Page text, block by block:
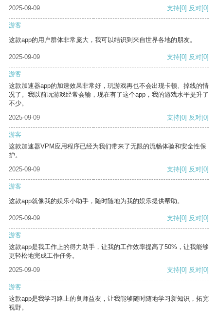
2025-09-09
支持[0] 反对[0]
游客
这款app的用户群体非常庞大，我可以结识到来自世界各地的朋友。
2025-09-09 支持[0] 反对[0]
游客
这款加速器app的加速效果非常好，玩游戏再也不会出现卡顿、掉线的情
况了。我以前玩游戏经常会输，现在有了这个app，我的游戏水平提升了
不少。
2025-09-09
支持[0] 反对[0]
游客
这款加速器VPM应用程序已经为我们带来了无限的流畅体验和安全性保
护。
2025-09-09
支持[0] 反对[0]
游客
这款app就像我的娱乐小助手，随时随地为我的娱乐提供帮助。
2025-09-09 支持[0] 反对[0]
游客
这款app是我工作上的得力助手，让我的工作效率提高了50%，让我能够
更轻松地完成工作任务。
2025-09-09
支持[0] 反对[0]
游客
这款app是我学习路上的良师益友，让我能够随时随地学习新知识，拓宽
视野。